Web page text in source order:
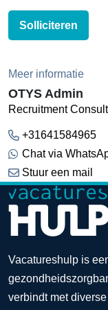
Solliciteren
Meer informatie
OTYS Admin
Recruitment
+31641584965
Chat via
Stuur een mail
Vacatureshulp is
verbindt met